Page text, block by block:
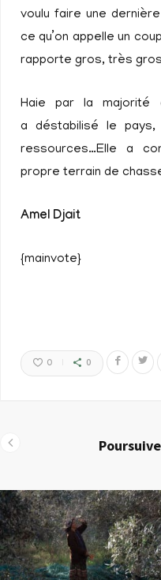
voulu faire une
ce qu’on appelle un
rapporte gros, très
Haie par la majorité
a déstabilisé le
ressources…Elle a
propre terrain de
Amel Djait
{mainvote}
0 0